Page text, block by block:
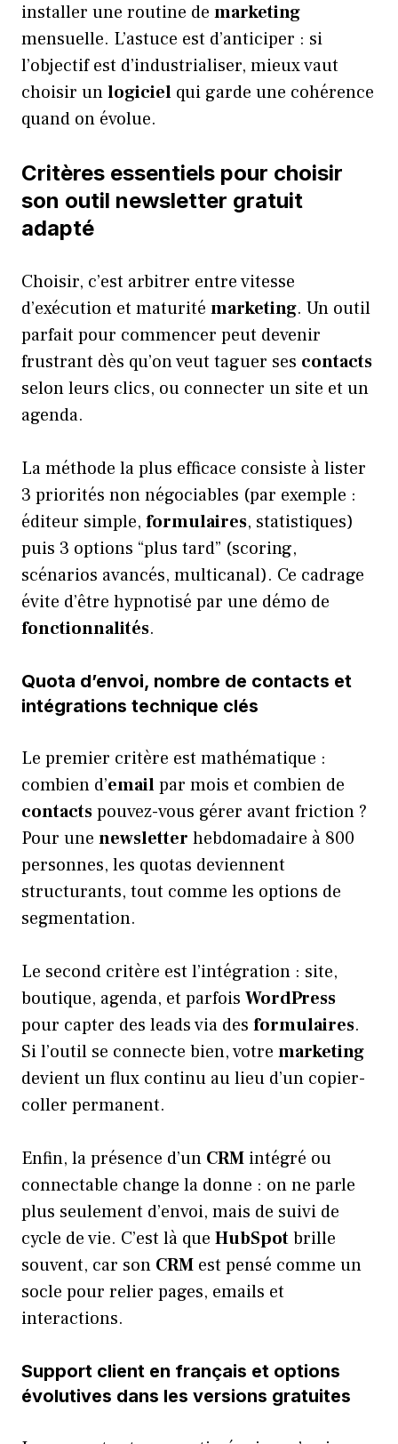
installer une routine de marketing
mensuelle. L’astuce est d’anticiper : si
l’objectif est d’industrialiser, mieux vaut
choisir unlogiciel qui garde une cohérence
quand on évolue.
Critères essentiels pour choisir
son outil newsletter gratuit
adapté
Choisir, c’est arbitrer entre vitesse
d’exécution et maturité marketing. Un outil
parfait pour commencer peut devenir
frustrant dès qu’on veut taguer ses contacts
selon leurs clics, ou connecter un site et un
agenda.
La méthode la plus efficace consiste à lister
3 priorités non négociables (par exemple :
éditeur simple, formulaires, statistiques)
puis 3 options “plus tard” (scoring,
scénarios avancés, multicanal). Ce cadrage
évite d’être hypnotisé par une démo de
fonctionnalités.
Quota d’envoi, nombre de contacts et
intégrations technique clés
Le premier critère est mathématique :
combien d’emailpar mois et combien de
contactspouvez-vous gérer avant friction ?
Pour une newsletter hebdomadaire à 800
personnes, les quotas deviennent
structurants, tout comme les options de
segmentation.
Le second critère est l’intégration : site,
boutique, agenda, et parfois WordPress
pour capter des leads via des formulaires.
Si l’outil se connecte bien, votre marketing
devient un flux continu au lieu d’un copier-
coller permanent.
Enfin, la présence d’un CRM intégré ou
connectable change la donne : on ne parle
plus seulement d’envoi, mais de suivi de
cycle de vie. C’est là que HubSpotbrille
souvent, car son CRM est pensé comme un
socle pour relier pages, emails et
interactions.
Support client en français et options
évolutives dans les versions gratuites